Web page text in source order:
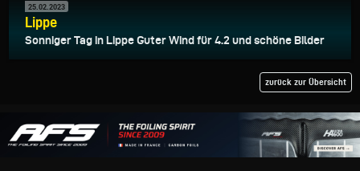
25.02.2023
Lippe
Sonniger Tag in Lippe Guter Wind für 4.2 und schöne Bilder
zurück zur Übersicht